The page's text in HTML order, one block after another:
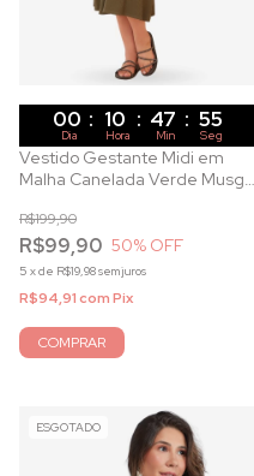
00 : 10 : 47 : 53
Dia Hora Min Seg
Vestido Gestante Midi em
Malha Canelada Verde Musgo
R$99,90
R$199,90
50% OFF
5 xde R$19,98sem juros
R$94,91comPix
COMPRAR
ESGOTADO